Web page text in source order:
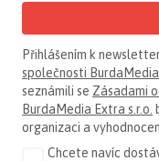
Přihlášením k
společnosti BurdaMedia
seznámili se Zásadami
BurdaMedia Extra s.r.o.
organizaci a
Chcete navíc